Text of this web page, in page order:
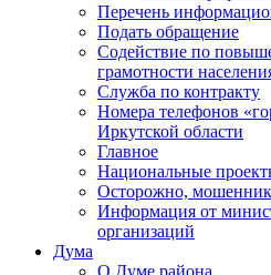
Перечень
Подать обращение
Содействие по
грамотности
Служба по контракту
Номера телефонов
Иркутской области
Главное
Национальные
Осторожно,
Информация от
организаций
Дума
О Думе района